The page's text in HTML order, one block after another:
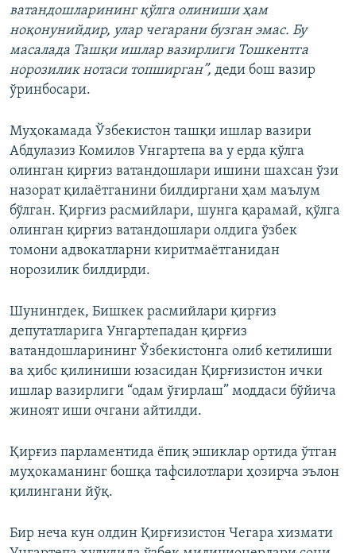
ватандошларининг қўлга олиниши ҳам
ноқонунийдир, улар чегарани бузган эмас. Бу
масалада Ташқи ишлар вазирлиги Тошкентга
норозилик нотаси топширган”, деди бош вазир
ўринбосари.
Муҳокамада Ўзбекистон ташқи ишлар вазири
Абдулазиз Комилов Унгартепа ва у ерда қўлга
олинган қирғиз ватандошлари ишини шахсан ўзи
назорат қилаётганини билдиргани ҳам маълум
бўлган. Қирғиз расмийлари, шунга қарамай, қўлга
олинган қирғиз ватандошлари олдига ўзбек
томони адвокатларни киритмаётганидан
норозилик билдирди.
Шунингдек, Бишкек расмийлари қирғиз
депутатларига Унгартепадан қирғиз
ватандошларининг Ўзбекистонга олиб кетилиши
ва ҳибс қилиниши юзасидан Қирғизистон ички
ишлар вазирлиги “одам ўғирлаш” моддаси бўйича
жиноят иши очгани айтилди.
Қирғиз парламентида ёпиқ эшиклар ортида ўтган
муҳокаманинг бошқа тафсилотлари ҳозирча эълон
қилингани йўқ.
Бир неча кун олдин Қирғизистон Чегара хизмати